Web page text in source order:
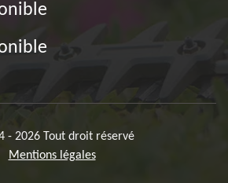
- 2026 Tout droit réservé
Mentions légales